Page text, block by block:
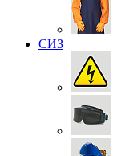
СИЗ